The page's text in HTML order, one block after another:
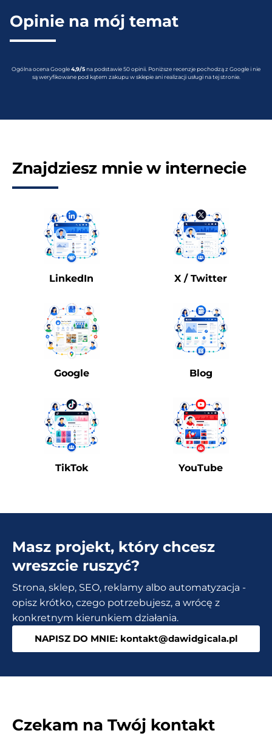
Opinie na mój temat
Ogólna ocena Google4,9/5na podstawie 50 opinii. Poniższe recenzje pochodzą z Google i nie
są weryfikowane pod kątem zakupu w sklepie ani realizacji usługi na tej stronie.
Znajdziesz mnie w internecie
LinkedIn X / Twitter
Google Blog
TikTok YouTube
Masz projekt, który chcesz
wreszcie ruszyć?
Strona, sklep, SEO, reklamy albo automatyzacja -
opisz krótko, czego potrzebujesz, a wrócę z
konkretnym kierunkiem działania.
NAPISZ DO MNIE: kontakt@dawidgicala.pl
Czekam na Twój kontakt